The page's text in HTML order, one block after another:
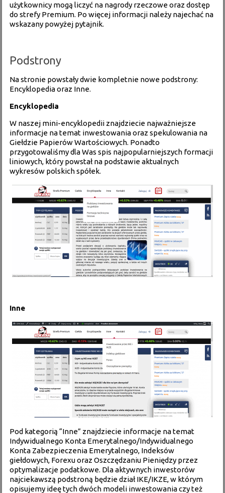
użytkownicy mogą liczyć na nagrody rzeczowe oraz dostęp
do strefy Premium. Po więcej informacji należy najechać na
wskazany powyżej pytajnik.
Podstrony
Na stronie powstały dwie kompletnie nowe podstrony:
Encyklopedia oraz Inne.
Encyklopedia
W naszej mini-encyklopedii znajdziecie najważniejsze
informacje na temat inwestowania oraz spekulowania na
Giełdzie Papierów Wartościowych. Ponadto
przygotowaliśmy dla Wasspis najpopularniejszych formacji
liniowych, który powstał na podstawie aktualnych
wykresów polskich spółek.
Inne
Pod kategorią “Inne” znajdziecie informacje na temat
Indywidualnego Konta Emerytalnego/Indywidualnego
Konta Zabezpieczenia Emerytalnego, Indeksów
giełdowych, ForexuorazOszczędzaniu Pieniędzy przez
optymalizacje podatkowe. Dla aktywnych inwestorów
najciekawszą podstroną będzie dział IKE/IKZE, w którym
opisujemy ideę tych dwóch modeli inwestowania czy też